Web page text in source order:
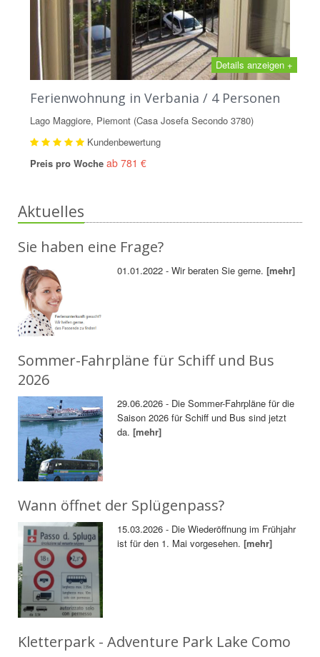
Details anzeigen +
Ferienwohnung in Verbania / 4 Personen
Lago Maggiore, Piemont (Casa Josefa Secondo 3780)
Kundenbewertung
Preis pro Woche ab 781 €
Aktuelles
Sie haben eine Frage?
01.01.2022 - Wir beraten Sie gerne.[mehr]
Sommer-Fahrpläne für Schiff und Bus
2026
29.06.2026 - Die Sommer-Fahrpläne für die
Saison 2026 für Schiff und Bus sind jetzt
da.[mehr]
Wann öffnet der Splügenpass?
15.03.2026 - Die Wiederöffnung im Frühjahr
ist für den 1. Mai vorgesehen.[mehr]
Kletterpark - Adventure Park Lake Como